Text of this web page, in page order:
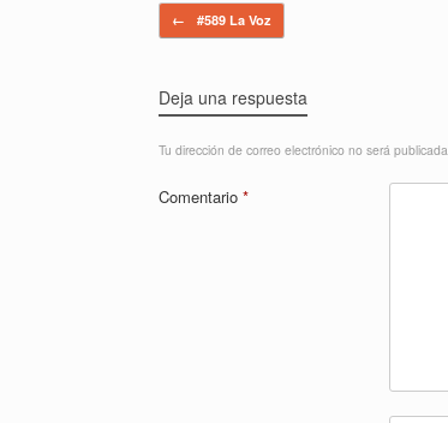
Navegador de artículos
← #589 La Voz
Deja una respuesta
Tu dirección de correo electrónico no será publicada.
Comentario *